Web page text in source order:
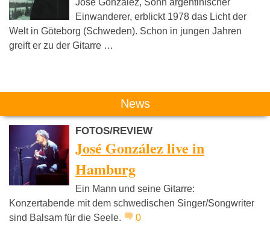
Einwanderer, erblickt 1978 das Licht der
Welt in Göteborg (Schweden). Schon in jungen Jahren
greift er zu der Gitarre …
News
FOTOS/REVIEW
José González live in
Hamburg
Ein Mann und seine Gitarre:
Konzertabende mit dem schwedischen Singer/Songwriter
sind Balsam für die Seele.
0